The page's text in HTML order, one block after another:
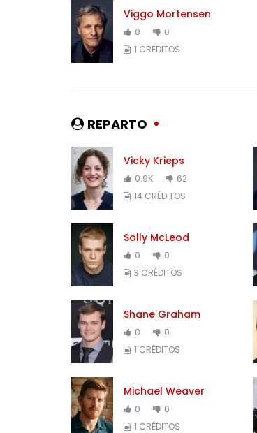
Viggo Mortensen
0
0
1 CRÉDITOS
REPARTO
Vicky Krieps
0.9K
62
14 CRÉDITOS
Solly McLeod
0
0
3 CRÉDITOS
Shane Graham
0
0
1 CRÉDITOS
Michael Weaver
0
0
1 CRÉDITOS